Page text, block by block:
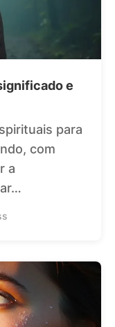
e
para
com
a